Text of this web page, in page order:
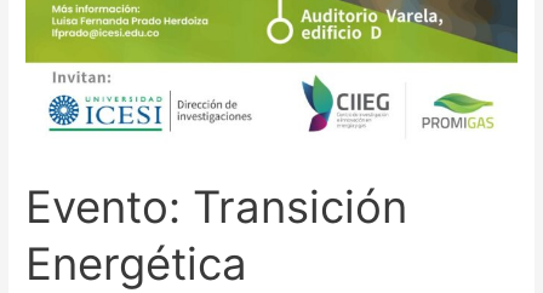
Evento: Transición
Energética